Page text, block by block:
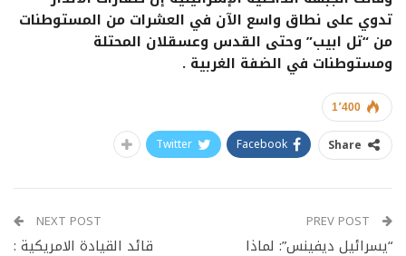
تدوي على نطاق واسع الآن في العشرات من المستوطنات
من “تل ابيب” وحتى القدس وعسقلان المحتلة
ومستوطنات في الضفة الغربية .
1٬400
Share
Facebook
Twitter
“يسرائيل ديفينس”: لماذا
NEXT POST
قائد القيادة الامريكية :